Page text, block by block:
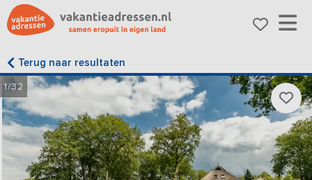
Terug naar resultaten
1/32